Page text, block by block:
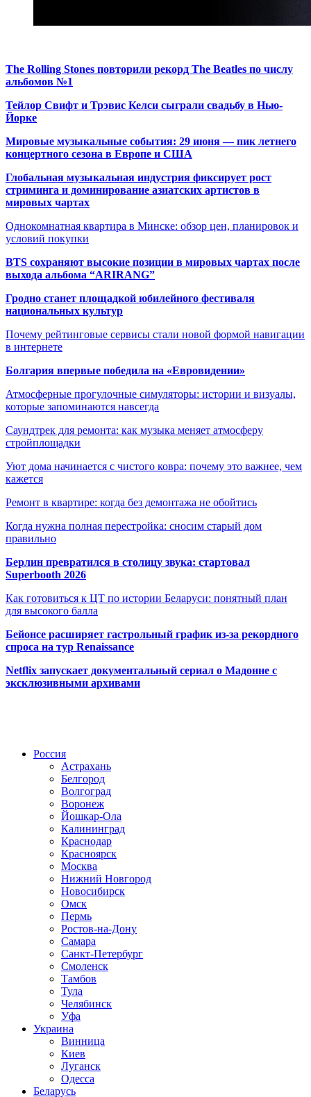
The Rolling Stones повторили рекорд The Beatles по числу
альбомов №1
Тейлор Свифт и Трэвис Келси сыграли свадьбу в Нью-
Йорке
Мировые музыкальные события: 29 июня — пик летнего
концертного сезона в Европе и США
Глобальная музыкальная индустрия фиксирует рост
стриминга и доминирование азиатских артистов в
мировых чартах
Однокомнатная квартира в Минске: обзор цен, планировок и
условий покупки
BTS сохраняют высокие позиции в мировых чартах после
выхода альбома “ARIRANG”
Гродно станет площадкой юбилейного фестиваля
национальных культур
Почему рейтинговые сервисы стали новой формой навигации
в интернете
Болгария впервые победила на «Евровидении»
Атмосферные прогулочные симуляторы: истории и визуалы,
которые запоминаются навсегда
Саундтрек для ремонта: как музыка меняет атмосферу
стройплощадки
Уют дома начинается с чистого ковра: почему это важнее, чем
кажется
Ремонт в квартире: когда без демонтажа не обойтись
Когда нужна полная перестройка: сносим старый дом
правильно
Берлин превратился в столицу звука: стартовал
Superbooth 2026
Как готовиться к ЦТ по истории Беларуси: понятный план
для высокого балла
Бейонсе расширяет гастрольный график из-за рекордного
спроса на тур Renaissance
Netflix запускает документальный сериал о Мадонне с
эксклюзивными архивами
Россия
Астрахань
Белгород
Волгоград
Воронеж
Йошкар-Ола
Калининград
Краснодар
Красноярск
Москва
Нижний Новгород
Новосибирск
Омск
Пермь
Ростов-на-Дону
Самара
Санкт-Петербург
Смоленск
Тамбов
Тула
Челябинск
Уфа
Украина
Винница
Киев
Луганск
Одесса
Беларусь